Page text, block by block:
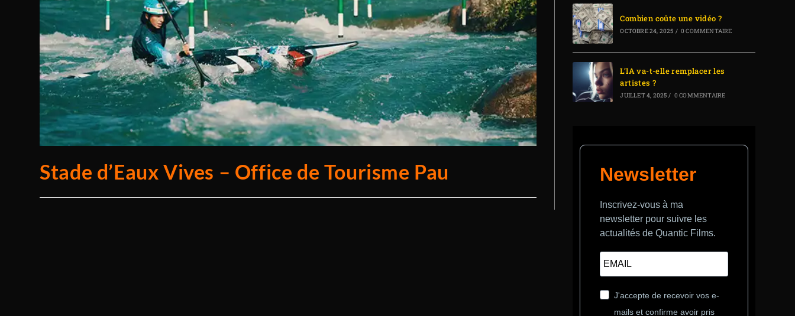
Stade d’Eaux Vives – Office de Tourisme Pau
Combien coûte une vidéo ?
OCTOBRE 24, 2025 / 0 COMMENTAIRE
L’IA va-t-elle remplacer les
artistes ?
JUILLET 4, 2025 / 0 COMMENTAIRE
Newsletter
Inscrivez-vous à ma
newsletter pour suivre les
actualités de Quantic Films.
J'accepte de recevoir vos e-
mails et confirme avoir pris